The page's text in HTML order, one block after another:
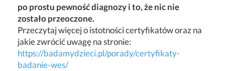
po prostu pewność diagnozy i to, że nic nie
zostało przeoczone.
Przeczytaj więcej o istotności certyfikatów oraz na
jakie zwrócić uwagę na stronie:
https://badamydzieci.pl/porady/certyfikaty-
badanie-wes/